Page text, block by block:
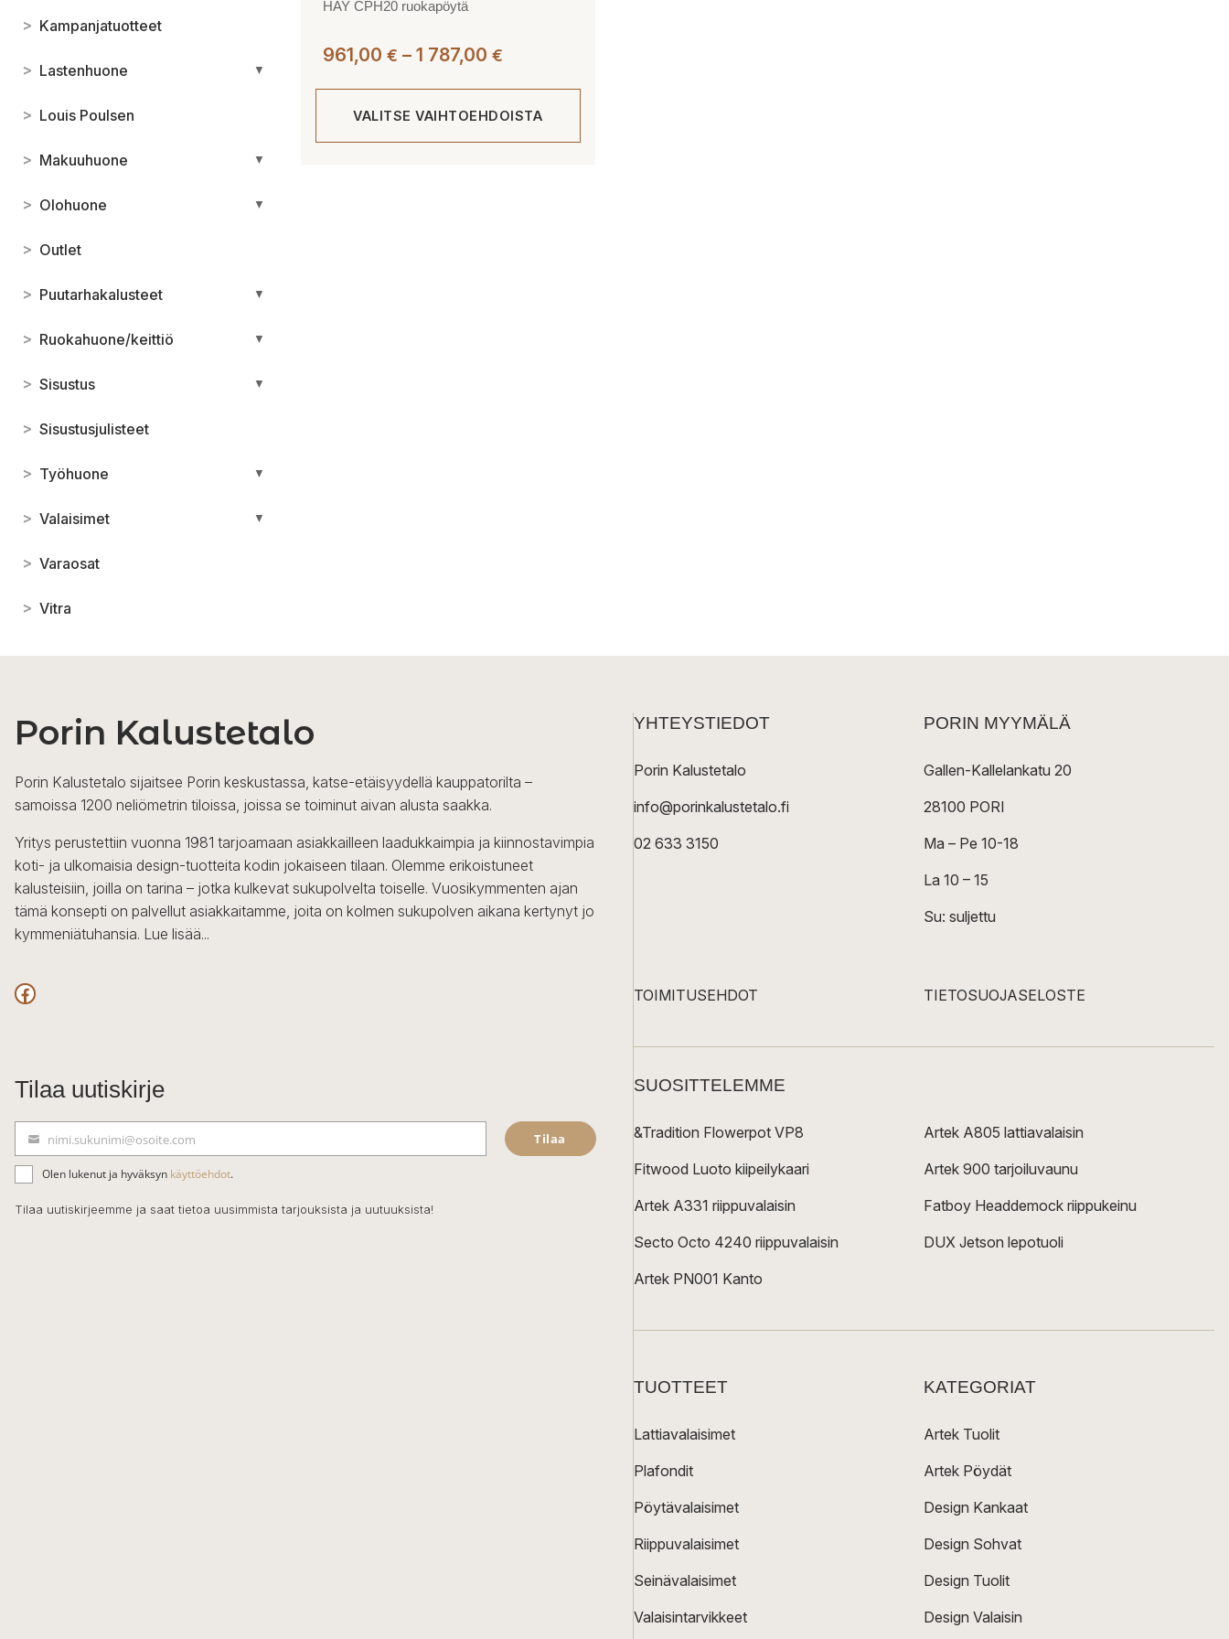
> Kampanjatuotteet
> Lastenhuone ▼
> Louis Poulsen
> Makuuhuone ▼
> Olohuone ▼
> Outlet
> Puutarhakalusteet ▼
> Ruokahuone/keittiö ▼
> Sisustus ▼
> Sisustusjulisteet
> Työhuone ▼
> Valaisimet ▼
> Varaosat
> Vitra
HAY CPH20 ruokapöytä
961,00 € – 1 787,00 €
1
787,00 €
VALITSE VAIHTOEHDOISTA
Porin Kalustetalo
Porin Kalustetalo sijaitsee Porin keskustassa, katse-etäisyydellä kauppatorilta –
samoissa 1200 neliömetrin tiloissa, joissa se toiminut aivan alusta saakka.
Yritys perustettiin vuonna 1981 tarjoamaan asiakkailleen laadukkaimpia ja kiinnostavimpia
koti- ja ulkomaisia design-tuotteita kodin jokaiseen tilaan. Olemme erikoistuneet
kalusteisiin, joilla on tarina – jotka kulkevat sukupolvelta toiselle. Vuosikymmenten ajan
tämä konsepti on palvellut asiakkaitamme, joita on kolmen sukupolven aikana kertynyt jo
kymmeniätuhansia. Lue lisää...
Facebook
Tilaa uutiskirje
ä
h
k
nimi.sukunimi@osoite.com Tilaa
Olen lukenut ja hyväksyn käyttöehdot.
Tilaa uutiskirjeemme ja saat tietoa uusimmista tarjouksista ja uutuuksista!
YHTEYSTIEDOT
Porin Kalustetalo
info@porinkalustetalo.fi
02 633 3150
PORIN MYYMÄLÄ
Gallen-Kallelankatu 20
28100 PORI
Ma – Pe 10-18
La 10 – 15
Su: suljettu
TOIMITUSEHDOT TIETOSUOJASELOSTE
SUOSITTELEMME
&Tradition Flowerpot VP8
Fitwood Luoto kiipeilykaari
Artek A331 riippuvalaisin
Secto Octo 4240 riippuvalaisin
Artek PN001 Kanto
Artek A805 lattiavalaisin
Artek 900 tarjoiluvaunu
Fatboy Headdemock riippukeinu
DUX Jetson lepotuoli
TUOTTEET
Lattiavalaisimet
Plafondit
Pöytävalaisimet
Riippuvalaisimet
Seinävalaisimet
Valaisintarvikkeet
KATEGORIAT
Artek Tuolit
Artek Pöydät
Design Kankaat
Design Sohvat
Design Tuolit
Design Valaisin